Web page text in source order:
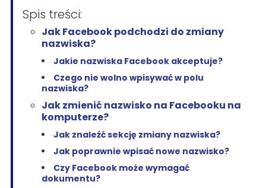
Spis treści:
Jak Facebook podchodzi do zmiany
nazwiska?
Jakie nazwiska Facebook akceptuje?
Czego nie wolno wpisywać w polu
nazwiska?
Jak zmienić nazwisko na Facebooku na
komputerze?
Jak znaleźć sekcję zmiany nazwiska?
Jak poprawnie wpisać nowe nazwisko?
Czy Facebook może wymagać
dokumentu?